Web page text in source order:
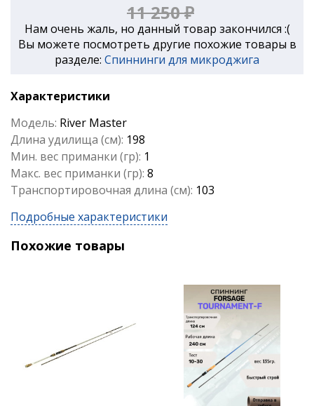
11 250 ₽
Нам очень жаль, но данный товар закончился :(
Вы можете посмотреть другие похожие товары в
разделе: Спиннинги для микроджига
Характеристики
Модель: River Master
Длина удилища (см): 198
Мин. вес приманки (гр): 1
Макс. вес приманки (гр): 8
Транспортировочная длина (см): 103
Подробные характеристики
Похожие товары